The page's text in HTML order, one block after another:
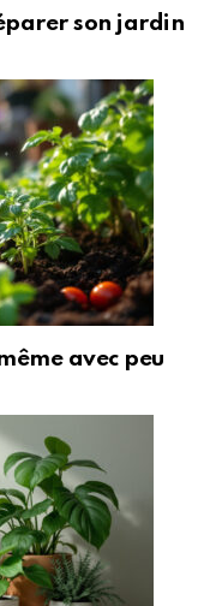
son jardin
avec peu